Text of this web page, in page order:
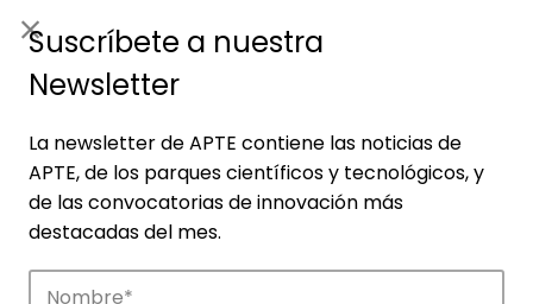
Suscríbete a nuestra
Newsletter
La newsletter de APTE contiene las noticias de
APTE, de los parques científicos y tecnológicos, y
de las convocatorias de innovación más
destacadas del mes.